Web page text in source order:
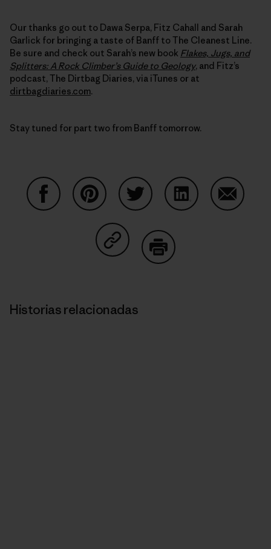
Our thanks go out to Dawa Serpa, Fitz Cahall and Sarah
Garlick for bringing a taste of Banff to The Cleanest Line.
Be sure and check out Sarah’s new book Flakes, Jugs, and
Splitters: A Rock Climber’s Guide to Geology, and Fitz’s
podcast, The Dirtbag Diaries, via iTunes or at
dirtbagdiaries.com.
Stay tuned for part two from Banff tomorrow.
Compartir en Copy Link
Historias relacionadas